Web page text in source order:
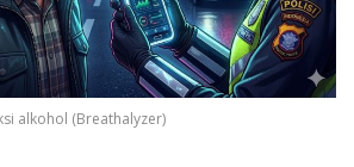
alkohol (Breathalyzer)